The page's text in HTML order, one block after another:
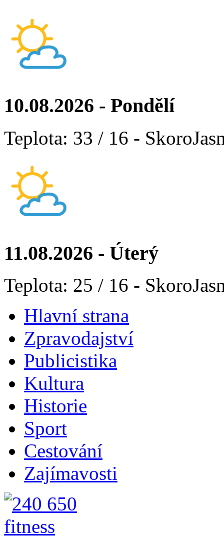
10.08.2026 - Pondělí
Teplota: 33 / 16 -
11.08.2026 - Úterý
Teplota: 25 / 16 -
Hlavní strana
Zpravodajství
Publicistika
Kultura
Historie
Sport
Cestování
Zajímavosti